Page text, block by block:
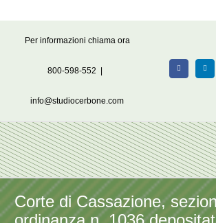
Per informazioni chiama ora
800-598-552
info@studiocerbone.com
Facebook
Corte di Cassazione,